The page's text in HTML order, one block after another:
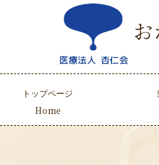
トップページ
Home